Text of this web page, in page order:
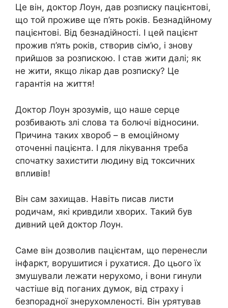
Це він, доктор Лоун, дав розписку пацієнтові,
що той проживе ще п’ять років. Безнадійному
пацієнтові. Від безнадійності. І цей пацієнт
прожив п’ять років, створив сім’ю, і знову
прийшов за розпискою. І став жити далі; як
не жити, якщо лікар дав розписку? Це
гарантія на життя!
Доктор Лоун зрозумів, що наше серце
розбивають злі слова та болючі відносини.
Причина таких хвороб – в емоційному
оточенні пацієнта. І для лікування треба
спочатку захистити людину від токсичних
впливів!
Він сам захищав. Навіть писав листи
родичам, які кривдили хворих. Такий був
дивний цей доктор Лоун.
Саме він дозволив пацієнтам, що перенесли
інфаркт, ворушитися і рухатися. До цього їх
змушували лежати нерухомо, і вони гинули
частіше від поганих думок, від страху і
безпорадної знерухомленості. Він урятував